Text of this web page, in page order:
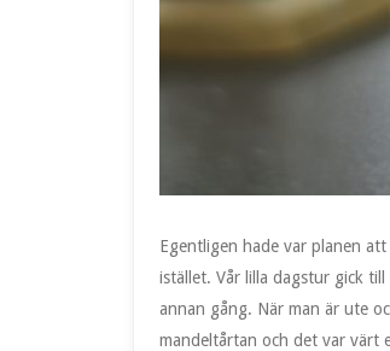
Egentligen hade var planen
istället. Vår lilla dagstur gick
annan gång. När man är ute
mandeltårtan och det var värt